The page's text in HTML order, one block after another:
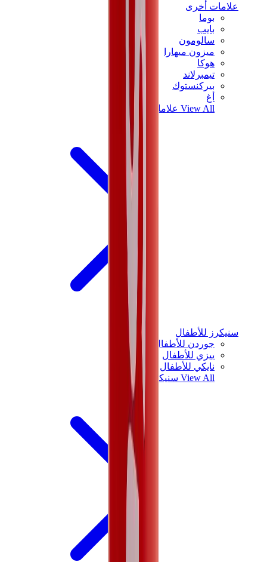
علامات أخرى
بوما
بايب
سالومون
ميزون ميهارا
هوكا
تيمبرلاند
بيركنستوك
أغ
View All علامات أخرى
سنيكرز للأطفال
جوردن للأطفال
ييزي للأطفال
نايكي للأطفال
View All سنيكرز للأطفال